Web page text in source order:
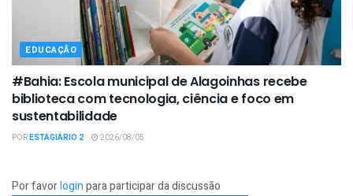
EDUCAÇÃO
#Bahia: Escola municipal de Alagoinhas recebe
biblioteca com tecnologia, ciência e foco em
sustentabilidade
PORESTAGIÁRIO 2 2026/08/05
Por favorloginpara participar da discussão